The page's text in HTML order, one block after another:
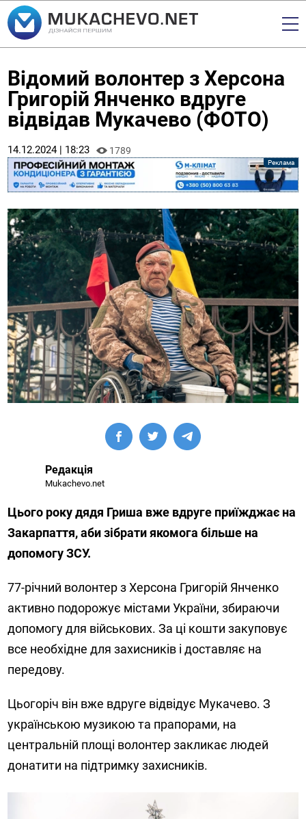
Відомий волонтер з Херсона
Григорій Янченко вдруге
відвідав Мукачево (ФОТО)
14.12.2024 | 18:23 1789
Редакція
Mukachevo.net
Цього року дядя Гриша вже вдруге приїжджає на
Закарпаття, аби зібрати якомога більше на
допомогу ЗСУ.
77-річний волонтер з Херсона Григорій Янченко
активно подорожує містами України, збираючи
допомогу для військових. За ці кошти закуповує
все необхідне для захисників і доставляє на
передову.
Цьогоріч він вже вдруге відвідує Мукачево. З
українською музикою та прапорами, на
центральній площі волонтер закликає людей
донатити на підтримку захисників.